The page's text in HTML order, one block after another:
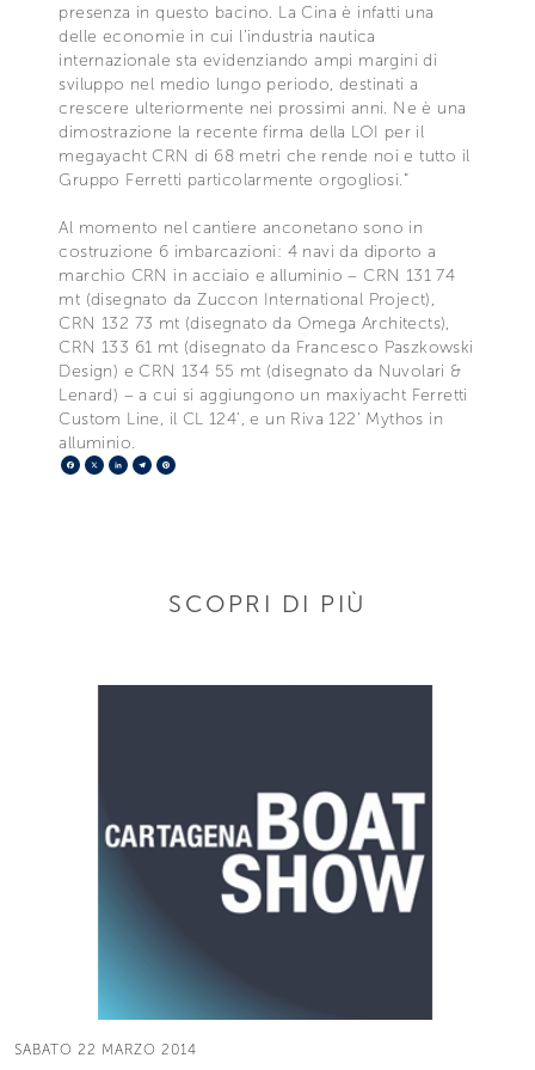
presenza in questo bacino. La Cina è infatti una
delle economie in cui l’industria nautica
internazionale sta evidenziando ampi margini di
sviluppo nel medio lungo periodo, destinati a
crescere ulteriormente nei prossimi anni. Ne è una
dimostrazione la recente firma della LOI per il
megayacht CRN di 68 metri che rende noi e tutto il
Gruppo Ferretti particolarmente orgogliosi.”
Al momento nel cantiere anconetano sono in
costruzione 6 imbarcazioni: 4 navi da diporto a
marchio CRN in acciaio e alluminio – CRN 131 74
mt (disegnato da Zuccon International Project),
CRN 132 73 mt (disegnato da Omega Architects),
CRN 133 61 mt (disegnato da Francesco Paszkowski
Design) e CRN 134 55 mt (disegnato da Nuvolari &
Lenard) – a cui si aggiungono un maxiyacht Ferretti
Custom Line, il CL 124’, e un Riva 122’ Mythos in
alluminio.
Facebook
X LinkedIn
Telegram
SCOPRI DI PIÙ
SABATO 22 MARZO 2014